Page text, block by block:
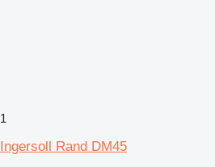
1
Ingersoll Rand DM45